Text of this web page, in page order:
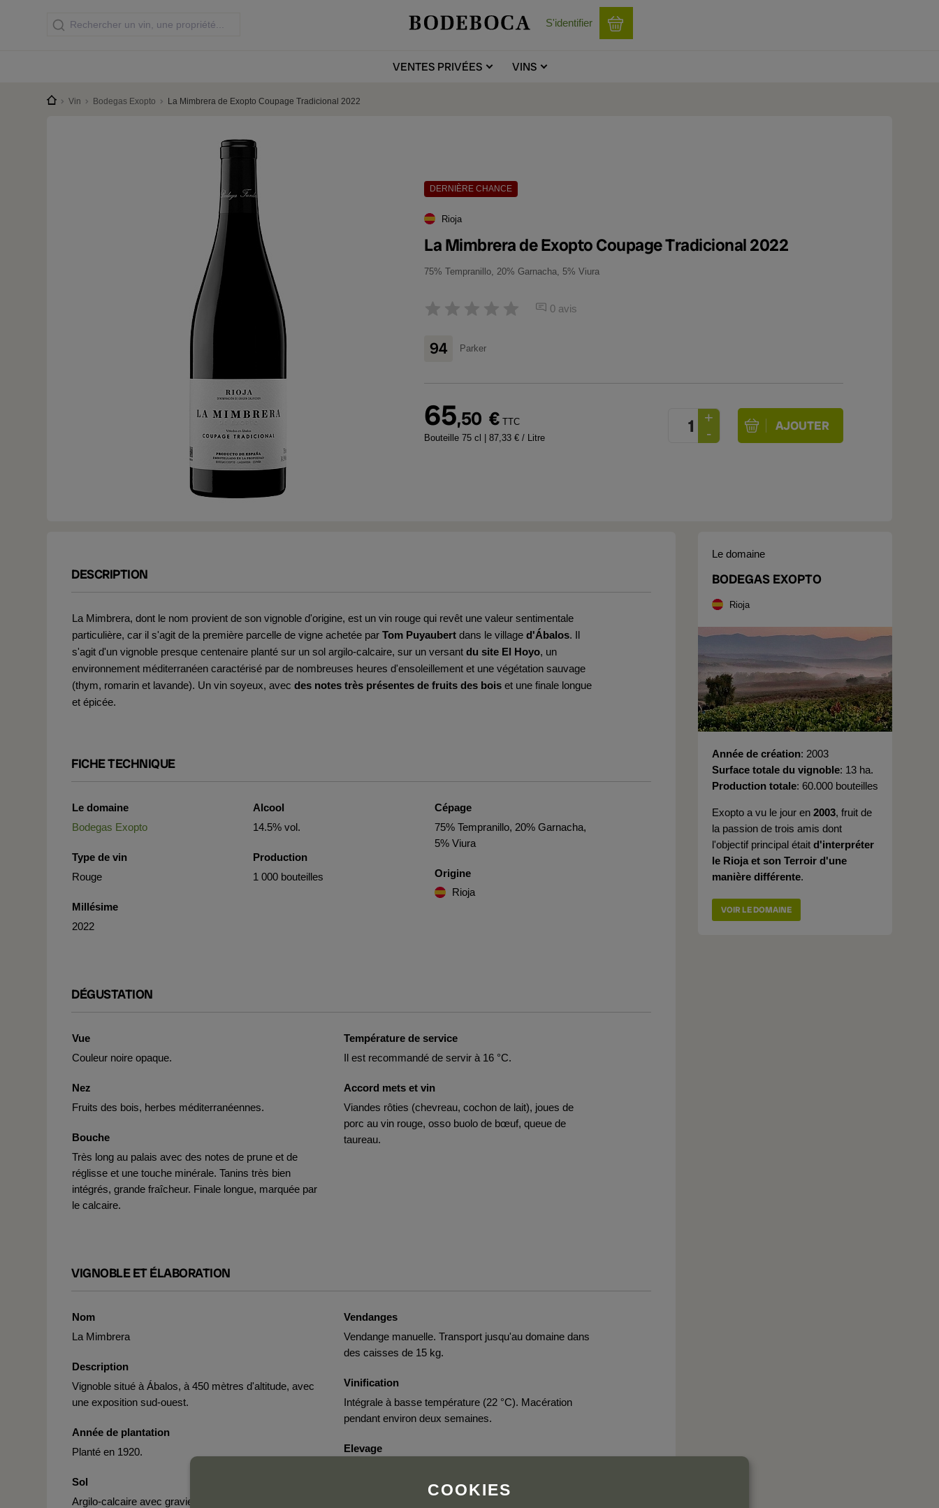
S'identifier
VENTES PRIVÉES VINS
Vin Bodegas Exopto La Mimbrera de Exopto Coupage Tradicional 2022
DERNIÈRE CHANCE
Rioja
La Mimbrera de Exopto Coupage Tradicional 2022
75% Tempranillo, 20% Garnacha, 5% Viura
0 avis
94 Parker
65,50 € TTC
Bouteille 75 cl
| 87,33 € / Litre
DESCRIPTION
La Mimbrera, dont le nom provient de son vignoble d'origine, est un vin rouge qui revêt une valeur sentimentale
particulière, car il s'agit de la première parcelle de vigne achetée par Tom Puyaubert dans le village d'Ábalos. Il
s'agit d'un vignoble presque centenaire planté sur un sol argilo-calcaire, sur un versant du site El Hoyo, un
environnement méditerranéen caractérisé par de nombreuses heures d'ensoleillement et une végétation sauvage
(thym, romarin et lavande). Un vin soyeux, avec des notes très présentes de fruits des bois et une finale longue
et épicée.
FICHE TECHNIQUE
Le domaine
Bodegas Exopto
Type de vin
Rouge
Millésime
2022
Alcool
14.5% vol.
Production
1 000 bouteilles
Cépage
75% Tempranillo, 20% Garnacha,
5% Viura
Origine
Rioja
DÉGUSTATION
Vue
Couleur noire opaque.
Nez
Fruits des bois, herbes méditerranéennes.
Bouche
Très long au palais avec des notes de prune et de
réglisse et une touche minérale. Tanins très bien
intégrés, grande fraîcheur. Finale longue, marquée par
le calcaire.
Température de service
Il est recommandé de servir à 16 °C.
Accord mets et vin
Viandes rôties (chevreau, cochon de lait), joues de
porc au vin rouge, osso buolo de bœuf, queue de
taureau.
VIGNOBLE ET ÉLABORATION
Nom
La Mimbrera
Description
Vignoble situé à Ábalos, à 450 mètres d'altitude, avec
une exposition sud-ouest.
Année de plantation
Planté en 1920.
Sol
Argilo-calcaire avec gravier superficiel.
Vendanges
Vendange manuelle. Transport jusqu'au domaine dans
des caisses de 15 kg.
Vinification
Intégrale à basse température (22 °C). Macération
pendant environ deux semaines.
Elevage
usagés de 225 litres, puis 6 mois supplémentaires en
Le domaine
BODEGAS EXOPTO
Rioja
Année de création 2003
Surface totale du vignoble 13 ha.
Production totale 60.000 bouteilles
Exopto a vu le jour en 2003, fruit de
la passion de trois amis dont
l'objectif principal était d'interpréter
le Rioja et son Terroir d'une
manière différente.
VOIR LE DOMAINE
COOKIES